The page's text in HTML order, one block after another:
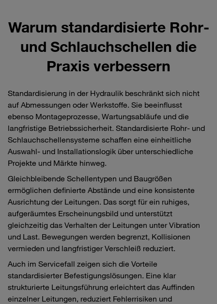
Warum standardisierte Rohr‑
und Schlauchschellen die
Praxis verbessern
Standardisierung in der Hydraulik beschränkt sich nicht
auf Abmessungen oder Werkstoffe. Sie beeinflusst
ebenso Montageprozesse, Wartungsabläufe und die
langfristige Betriebssicherheit. Standardisierte Rohr‑ und
Schlauchschellensysteme schaffen eine einheitliche
Auswahl‑ und Installationslogik über unterschiedliche
Projekte und Märkte hinweg.
Gleichbleibende Schellentypen und Baugrößen
ermöglichen definierte Abstände und eine konsistente
Ausrichtung der Leitungen. Das sorgt für ein ruhiges,
aufgeräumtes Erscheinungsbild und unterstützt
gleichzeitig das Verhalten der Leitungen unter Vibration
und Last. Bewegungen werden begrenzt, Kollisionen
vermieden und langfristiger Verschleiß reduziert.
Auch im Servicefall zeigen sich die Vorteile
standardisierter Befestigungslösungen. Eine klar
strukturierte Leitungsführung erleichtert das Auffinden
einzelner Leitungen, reduziert Fehlerrisiken und